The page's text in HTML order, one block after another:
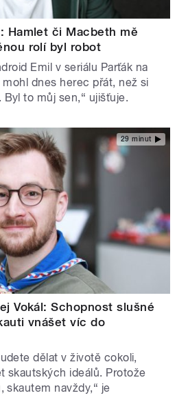
Hamlet či Macbeth mě
rolí byl robot
Emil v seriálu Parťák na
dnes herec přát, než si
to můj sen,“ ujišťuje.
29 minut
Vokál: Schopnost slušné
vnášet víc do
dělat v životě cokoli,
skautských ideálů. Protože
skautem navždy,“ je